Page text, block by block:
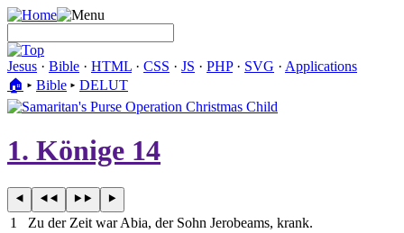
Jesus · Bible · HTML · CSS · JS · PHP· SVG · Applications
🏠︎ ▸ Bible ▸ DELUT
1. Könige 14
1 Zu der Zeit war Abia, der Sohn Jerobeams, krank.